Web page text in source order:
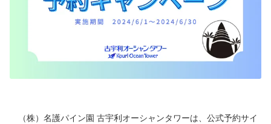
（株）名護パイン園 古宇利オーシャンタワーは、公式予約サイ